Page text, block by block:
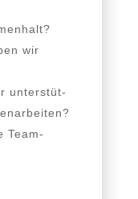
wir
unter­stüt­
Team-